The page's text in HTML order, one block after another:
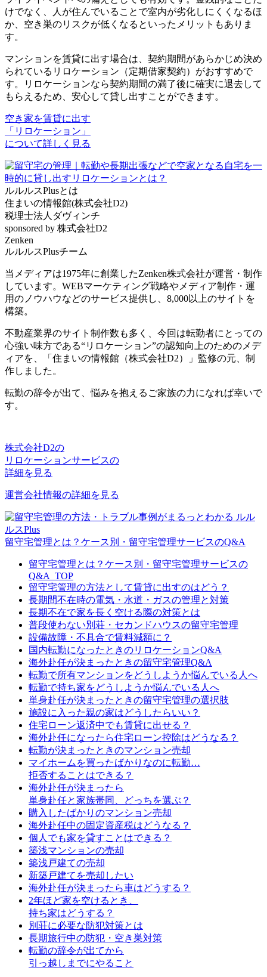
けでなく、人が住んでいることで室内が劣化しにくくなるほ
か、空き巣のリスクが低くなるといったメリットもありま
す。
マンションを賃貸に出す場合は、契約期間があらかじめ決め
られているリロケーション（定期借家契約）がおすすめで
す。リロケーションなら契約期間の満了後に確実に退去して
もらえるため、安心して貸し出すことができます。
空き家を賃貸に出す
「リロケーション」
について詳しく見る
ルルルスPlusとは
住まいの情報館(株式会社D2)
税理士法人ダヴィンチ
sponsored by 株式会社D2
Zenken
ルルルスPlusチーム
当メディアは1975年に創業したZenken株式会社が運営・制作
しています。WEBマーケティング戦略やメディア制作・運
用のノウハウなどのサービス提供し、8,000以上のサイトを
構築。
不動産業界のサイト制作数も多く、今回は転勤者にとっての
心強い味方である“リロケーション”の認知向上のためのメデ
ィアを、「住まいの情報館（株式会社D2）」監修の元、制
作しました。
転勤の辞令が出て、悩みを抱えるご家族の力になれば幸いで
す。
株式会社D2の
リロケーションサービスの
詳細を見る
運営会社情報の詳細を見る
留守宅管理とは？ケース別・留守宅管理サービスのQ&A
留守宅管理とは？ケース別・留守宅管理サービスの
Q&A_TOP
留守宅管理の方法として賃貸に出すのはどう？
長期間不在時の電気・水道・ガスの管理と対策
長期不在で家を長く空ける際の対策とは
普段使わない別荘・セカンドハウスの留守宅管理
設備故障・不具合で賃料減額に？
国内転勤になったときのリロケーションQ&A
海外赴任が決まったときの留守宅管理Q&A
転勤で所有マンションをどうしようか悩んでいる人へ
転勤で持ち家をどうしようか悩んでいる人へ
単身赴任が決まったときの留守宅管理の選択肢
施設に入った親の家はどうしたらいい？
住宅ローン返済中でも賃貸に出せる？
海外赴任になったら住宅ローン控除はどうなる？
転勤が決まったときのマンション売却
マイホームを買ったばかりなのに転勤…
拒否することはできる？
海外赴任が決まったら
単身赴任と家族帯同、どっちを選ぶ？
購入したばかりのマンション売却
海外赴任中の固定資産税はどうなる？
個人でも家を貸すことはできる？
築浅マンションの売却
築浅戸建ての売却
新築戸建てを売却したい
海外赴任が決まったら車はどうする？
2年ほど家を空けるとき、
持ち家はどうする？
別荘に必要な防犯対策とは
長期旅行中の防犯・空き巣対策
転勤の辞令が出てから
引っ越しまでにやること